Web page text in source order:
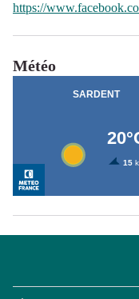
https://
Météo